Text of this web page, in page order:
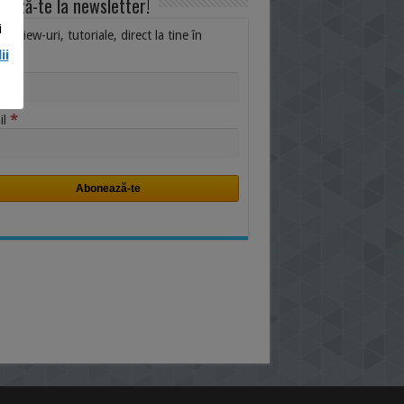
te la newsletter!
review-uri, tutoriale, direct la tine în
*